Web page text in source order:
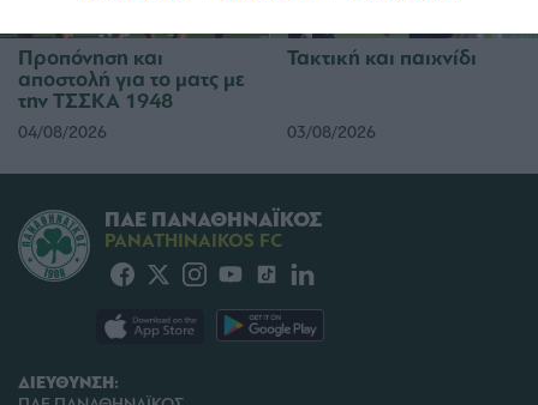
Προπόνηση και
αποστολή για το ματς με
την ΤΣΣΚΑ 1948
04/08/2026
Τακτική και παιχνίδι
03/08/2026
ΔΙΕΥΘΥΝΣΗ:
ΠΑΕ ΠΑΝΑΘΗΝΑΪΚΟΣ
PANATHINAIKOS FC